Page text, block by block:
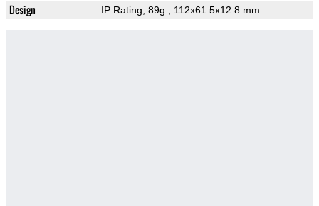
Design IP Rating, 89g , 112x61.5x12.8 mm